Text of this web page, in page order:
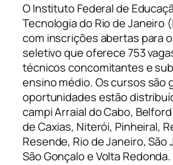
O Instituto Federal de
Tecnologia do Rio de Janeiro
com inscrições abertas para
seletivo que oferece 753
técnicos concomitantes e
ensino médio. Os cursos são
oportunidades estão
campi Arraial do Cabo,
de Caxias, Niterói, Pinheiral,
Resende, Rio de Janeiro, São
São Gonçalo e Volta Redonda.